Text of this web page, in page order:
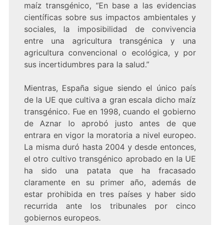
maíz transgénico, “En base a las evidencias
científicas sobre sus impactos ambientales y
sociales, la imposibilidad de convivencia
entre una agricultura transgénica y una
agricultura convencional o ecológica, y por
sus incertidumbres para la salud.”
Mientras, España sigue siendo el único país
de la UE que cultiva a gran escala dicho maíz
transgénico. Fue en 1998, cuando el gobierno
de Aznar lo aprobó justo antes de que
entrara en vigor la moratoria a nivel europeo.
La misma duró hasta 2004 y desde entonces,
el otro cultivo transgénico aprobado en la UE
ha sido una patata que ha fracasado
claramente en su primer año, además de
estar prohibida en tres países y haber sido
recurrida ante los tribunales por cinco
gobiernos europeos.